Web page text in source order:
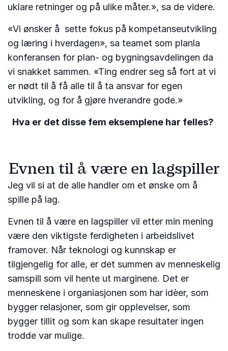
uklare retninger og på ulike måter.», sa de videre.
«Vi ønsker å sette fokus på kompetanseutvikling
og læring i hverdagen», sa teamet som planla
konferansen for plan- og bygningsavdelingen da
vi snakket sammen. «Ting endrer seg så fort at vi
er nødt til å få alle til å ta ansvar for egen
utvikling, og for å gjøre hverandre gode.»
Hva er det disse fem eksemplene har felles?
Evnen til å være en lagspiller
Jeg vil si at de alle handler om et ønske om å
spille på lag.
Evnen til å være en lagspiller vil etter min mening
være den viktigste ferdigheten i arbeidslivet
framover. Når teknologi og kunnskap er
tilgjengelig for alle, er det summen av menneskelig
samspill som vil hente ut marginene. Det er
menneskene i organiasjonen som har idèer, som
bygger relasjoner, som gir opplevelser, som
bygger tillit og som kan skape resultater ingen
trodde var mulige.